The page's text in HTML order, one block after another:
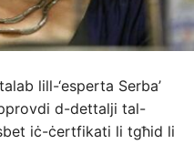
lill-‘esperta Serba’
d-dettalji tal-
iċ-ċertfikati li tgħid li